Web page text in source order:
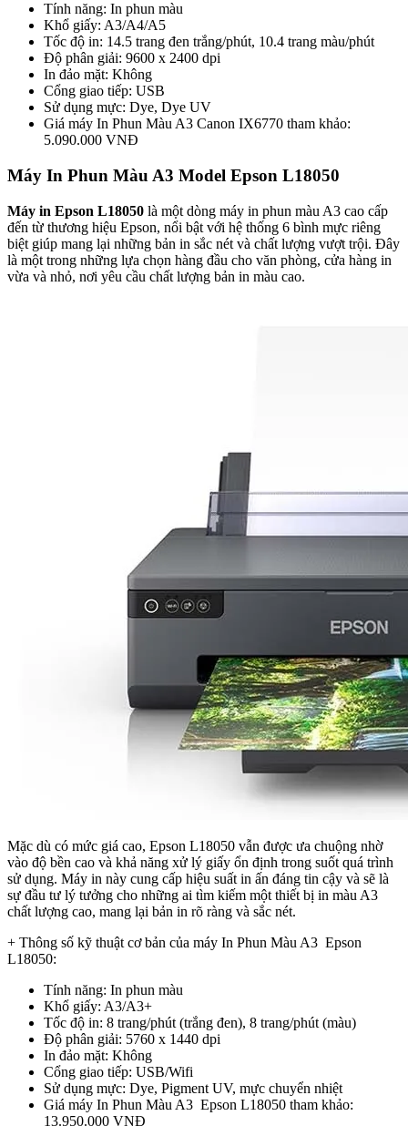
Tính năng: In phun màu
Khổ giấy: A3/A4/A5
Tốc độ in: 14.5 trang đen trắng/phút, 10.4 trang màu/phút
Độ phân giải: 9600 x 2400 dpi
In đảo mặt: Không
Cổng giao tiếp: USB
Sử dụng mực: Dye, Dye UV
Giá máy In Phun Màu A3 Canon IX6770 tham khảo:
5.090.000 VNĐ
Máy In Phun Màu A3 Model Epson L18050
Máy in Epson L18050 là một dòng máy in phun màu A3 cao cấp
đến từ thương hiệu Epson, nổi bật với hệ thống 6 bình mực riêng
biệt giúp mang lại những bản in sắc nét và chất lượng vượt trội. Đây
là một trong những lựa chọn hàng đầu cho văn phòng, cửa hàng in
vừa và nhỏ, nơi yêu cầu chất lượng bản in màu cao.
Mặc dù có mức giá cao, Epson L18050 vẫn được ưa chuộng nhờ
vào độ bền cao và khả năng xử lý giấy ổn định trong suốt quá trình
sử dụng. Máy in này cung cấp hiệu suất in ấn đáng tin cậy và sẽ là
sự đầu tư lý tưởng cho những ai tìm kiếm một thiết bị in màu A3
chất lượng cao, mang lại bản in rõ ràng và sắc nét.
+ Thông số kỹ thuật cơ bản của máy In Phun Màu A3 Epson
L18050:
Tính năng: In phun màu
Khổ giấy: A3/A3+
Tốc độ in: 8 trang/phút (trắng đen), 8 trang/phút (màu)
Độ phân giải: 5760 x 1440 dpi
In đảo mặt: Không
Cổng giao tiếp: USB/Wifi
Sử dụng mực: Dye, Pigment UV, mực chuyển nhiệt
Giá máy In Phun Màu A3 Epson L18050 tham khảo:
13.950.000 VNĐ